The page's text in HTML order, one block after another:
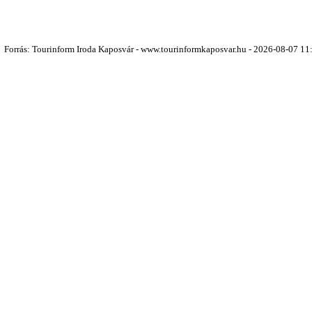
Forrás: Tourinform Iroda Kaposvár - www.tourinformkaposvar.hu - 2026-08-07